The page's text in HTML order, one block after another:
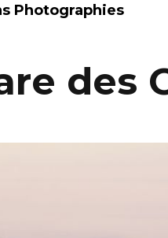
Photographies
des